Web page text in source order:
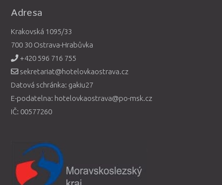
Adresa
Krakovská 1095/33
700 30 Ostrava-Hrabůvka
+420 596 716 755
sekretariat@hotelovkaostrava.cz
Datová schránka: gakiu27
E-podatelna: hotelovkaostrava@po-msk.cz
IČ: 00577260